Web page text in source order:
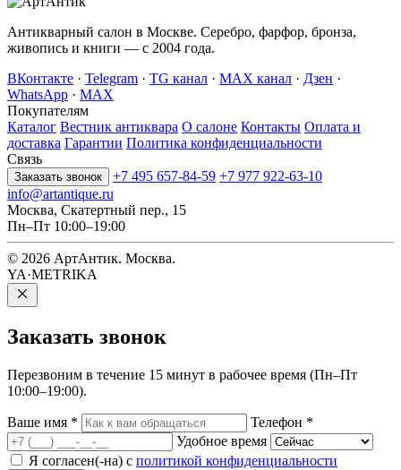
Антикварный салон в Москве. Серебро, фарфор, бронза,
живопись и книги — с 2004 года.
ВКонтакте · Telegram · TG канал · MAX канал · Дзен ·
WhatsApp · MAX
Покупателям
Каталог Вестник антиквара О салоне Контакты Оплата и
доставка Гарантии Политика конфиденциальности
Связь
Заказать звонок +7 495 657-84-59 +7 977 922-63-10
info@artantique.ru
Москва, Скатертный пер., 15
Пн–Пт 10:00–19:00
© 2026 АртАнтик. Москва.
YA·METRIKA
Заказать звонок
Перезвоним в течение 15 минут в рабочее время (Пн–Пт
10:00–19:00).
Ваше имя * Телефон *
Удобное время
Я согласен(-на) с политикой конфиденциальности